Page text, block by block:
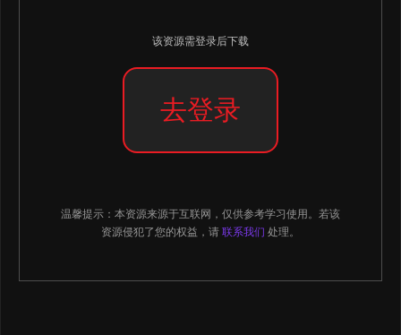
该资源需登录后下载
去登录
温馨提示：本资源来源于互联网，仅供参考学习使用。若该
资源侵犯了您的权益，请 联系我们 处理。